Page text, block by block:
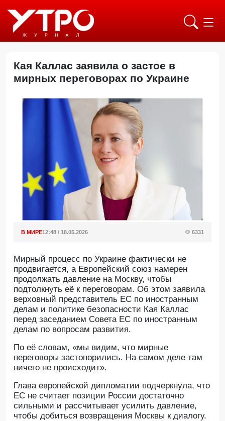
Кая Каллас заявила о застое в
мирных переговорах по Украине
В МИРЕ12:48 / 18.05.2026 6331
Мирный процесс по Украине фактически не
продвигается, а Европейский союз намерен
продолжать давление на Москву, чтобы
подтолкнуть её к переговорам. Об этом заявила
верховный представитель ЕС по иностранным
делам и политике безопасности Кая Каллас
перед заседанием Совета ЕС по иностранным
делам по вопросам развития.
По её словам, «мы видим, что мирные
переговоры застопорились. На самом деле там
ничего не происходит».
Глава европейской дипломатии подчеркнула, что
ЕС не считает позиции России достаточно
сильными и рассчитывает усилить давление,
чтобы добиться возвращения Москвы к диалогу.